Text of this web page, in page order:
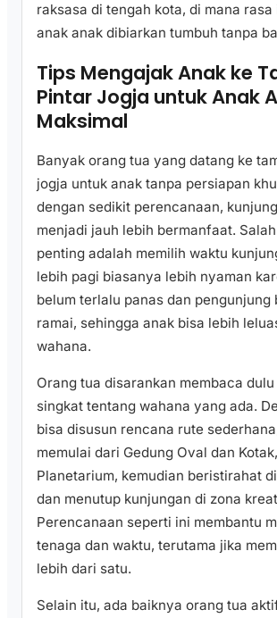
raksasa di tengah kota, di mana rasa
anak anak dibiarkan tumbuh tanpa
Tips Mengajak Anak ke
Pintar Jogja untuk Anak
Maksimal
Banyak orang tua yang datang ke
jogja untuk anak tanpa persiapan
dengan sedikit perencanaan,
menjadi jauh lebih bermanfaat.
penting adalah memilih waktu
lebih pagi biasanya lebih nyaman
belum terlalu panas dan pengunjung
ramai, sehingga anak bisa lebih
wahana.
Orang tua disarankan membaca
singkat tentang wahana yang ada.
bisa disusun rencana rute
memulai dari Gedung Oval dan
Planetarium, kemudian beristirahat
dan menutup kunjungan di zona
Perencanaan seperti ini membantu
tenaga dan waktu, terutama jika
lebih dari satu.
Selain itu, ada baiknya orang tua